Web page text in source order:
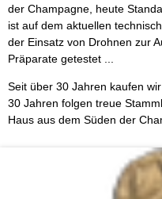
der Champagne, heute
ist auf dem aktuellen
der Einsatz von Drohnen zur
Präparate getestet ...
Seit über 30 Jahren kaufen
30 Jahren folgen treue
Haus aus dem Süden der